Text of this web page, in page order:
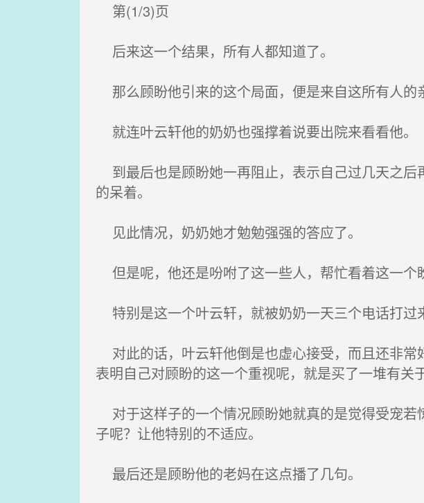
第(1/3)页
后来这一个结果，所有人都知道了。
那么顾盼他引来的这个局面，便是来自这所有人的
就连叶云轩他的奶奶也强撑着说要出院来看看他。
到最后也是顾盼她一再阻止，表示自己过几天之
的呆着。
见此情况，奶奶她才勉勉强强的答应了。
但是呢，他还是吩咐了这一些人，帮忙看着这一个
特别是这一个叶云轩，就被奶奶一天三个电话打过
对此的话，叶云轩他倒是也虚心接受，而且还非常
表明自己对顾盼的这一个重视呢，就是买了一堆有关
对于这样子的一个情况顾盼她就真的是觉得受宠若
子呢？让他特别的不适应。
最后还是顾盼他的老妈在这点播了几句。